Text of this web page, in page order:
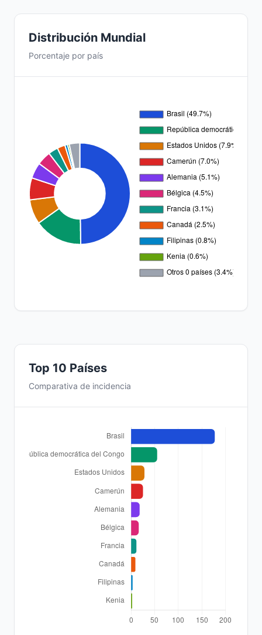
Distribución Mundial
Porcentaje por país
Top 10 Países
Comparativa de incidencia